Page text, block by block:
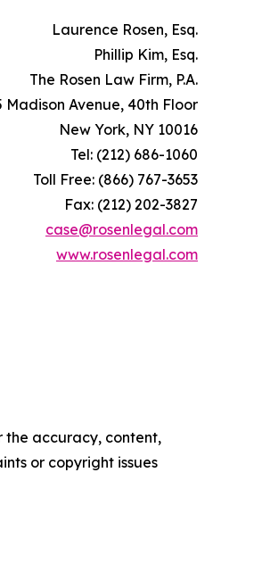
Laurence Rosen, Esq.
Phillip Kim, Esq.
The Rosen Law Firm, P.A.
Madison Avenue, 40th Floor
New York, NY 10016
Tel: (212) 686-1060
Toll Free: (866) 767-3653
Fax: (212) 202-3827
case@rosenlegal.com
www.rosenlegal.com
the accuracy, content,
or copyright issues